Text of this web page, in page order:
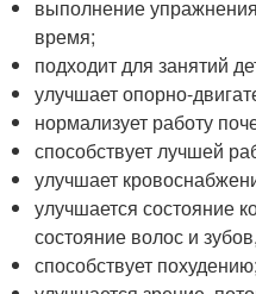
выполнение
время;
подходит для занятий
улучшает опорно-
нормализует работу
способствует лучшей
улучшает
улучшается состояние
состояние волос и
способствует похудению;